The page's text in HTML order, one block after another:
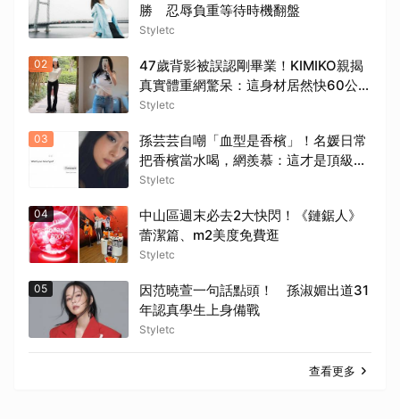
勝 忍辱負重等待時機翻盤
Styletc
02
47歲背影被誤認剛畢業！KIMIKO親揭
真實體重網驚呆：這身材居然快60公
斤？
Styletc
03
孫芸芸自嘲「血型是香檳」！名媛日常
把香檳當水喝，網羨慕：這才是頂級生
活
Styletc
04
中山區週末必去2大快閃！《鏈鋸人》
蕾潔篇、m2美度免費逛
Styletc
05
因范曉萱一句話點頭！ 孫淑媚出道31
年認真學生上身備戰
Styletc
查看更多